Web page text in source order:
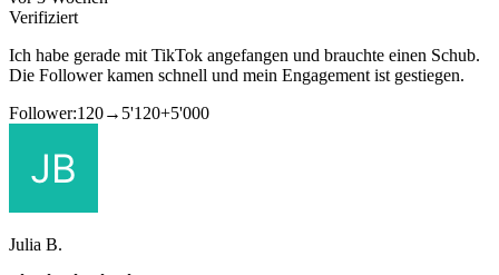
Verifiziert
Ich habe gerade mit TikTok angefangen und brauchte einen Schub.
Die Follower kamen schnell und mein Engagement ist gestiegen.
Follower:120→ 5'120+5'000
Julia B.